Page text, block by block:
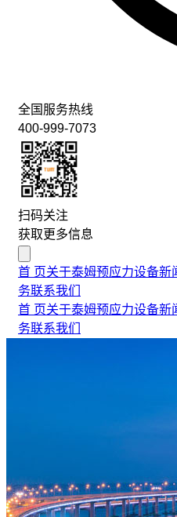
全国服务热线
400-999-7073
扫码关注
获取更多信息
首 页关于泰姆预应力设备新
务联系我们
首 页关于泰姆预应力设备新
务联系我们